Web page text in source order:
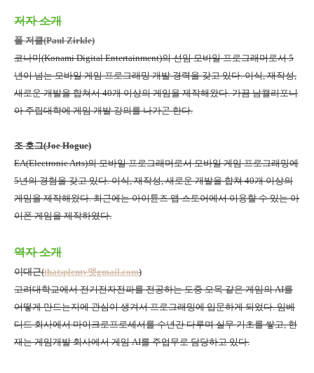
저자 소개
폴 저클(Paul Zirkle)
코나미(Konami Digital Entertainment)의 선임 모바일 프로그래머로서5
년이 넘는 모바일 게임 프로그래밍 개발 경력을 갖고 있다.이식,재작성,
새로운 개발을 합쳐서40개 이상의 게임을 제작해왔다.가끔 남캘리포니
아 주립대학에 게임 개발 강의를 나가곤 한다.
조 호그(Joe Hogue)
EA(Electronic Arts)의 모바일 프로그래머로서 모바일 게임 프로그래밍에
5년의 경험을 갖고 있다.이식,재작성,새로운 개발을 합쳐40개 이상의
게임을 제작해왔다.최근에는 아이튠즈 앱 스토어에서 이용할 수 있는 아
이폰 게임을 제작하였다.
역자 소개
이대근(thatsplenty앳gmail.com)
고려대학교에서 전기전자전파를 전공하는 도중 오목 같은 게임의AI를
어떻게 만드는지에 관심이 생겨서 프로그래밍에 입문하게 되었다.임베
디드 회사에서 마이크로프로세서를 수년간 다루며 실무 기초를 쌓고,현
재는 게임개발 회사에서 게임AI를 주업무로 담당하고 있다.